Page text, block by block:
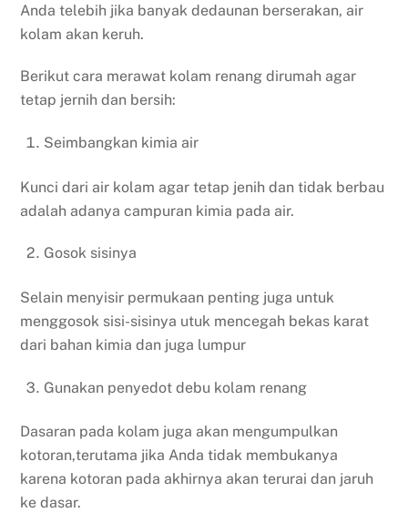
Anda telebih jika banyak dedaunan berserakan, air
kolam akan keruh.
Berikut cara merawat kolam renang dirumah agar
tetap jernih dan bersih:
Seimbangkan kimia air
Kunci dari air kolam agar tetap jenih dan tidak berbau
adalah adanya campuran kimia pada air.
Gosok sisinya
Selain menyisir permukaan penting juga untuk
menggosok sisi-sisinya utuk mencegah bekas karat
dari bahan kimia dan juga lumpur
Gunakan penyedot debu kolam renang
Dasaran pada kolam juga akan mengumpulkan
kotoran,terutama jika Anda tidak membukanya
karena kotoran pada akhirnya akan terurai dan jaruh
ke dasar.